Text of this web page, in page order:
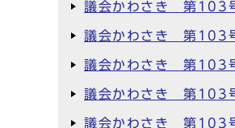
議会かわさき 第103号
議会かわさき 第103
議会かわさき 第103
議会かわさき 第103
議会かわさき 第103